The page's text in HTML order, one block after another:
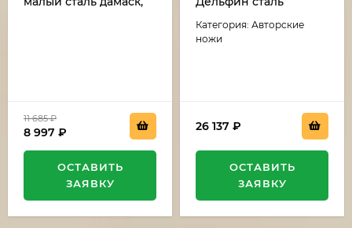
11 685₽
8 997 ₽
ОСТАВИТЬ
ЗАЯВКУ
(никелирование),
рукоять резная,
Категория: Авторские
ножи
26 137 ₽
ОСТАВИТЬ
ЗАЯВКУ